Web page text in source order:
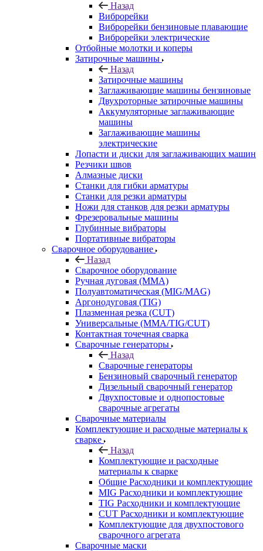
Назад
Виброрейки
Виброрейки бензиновые плавающие
Виброрейки электрические
Отбойные молотки и коперы
Затирочные машины
Назад
Затирочные машины
Заглаживающие машины бензиновые
Двухроторные затирочные машины
Аккумуляторные заглаживающие
машины
Заглаживающие машины
электрические
Лопасти и диски для заглаживающих машин
Резчики швов
Алмазные диски
Станки для гибки арматуры
Станки для резки арматуры
Ножи для станков для резки арматуры
Фрезеровальные машины
Глубинные вибраторы
Портативные вибраторы
Сварочное оборудование
Назад
Сварочное оборудование
Ручная дуговая (MMA)
Полуавтоматическая (MIG/MAG)
Аргонодуговая (TIG)
Плазменная резка (CUT)
Универсальные (MMA/TIG/CUT)
Контактная точечная сварка
Сварочные генераторы
Назад
Сварочные генераторы
Бензиновый сварочный генератор
Дизельный сварочный генератор
Двухпостовые и однопостовые
сварочные агрегаты
Сварочные материалы
Комплектующие и расходные материалы к
сварке
Назад
Комплектующие и расходные
материалы к сварке
Общие Расходники и комплектующие
MIG Расходники и комплектующие
TIG Расходники и комплектующие
CUT Расходники и комплектующие
Комплектующие для двухпостового
сварочного агрегата
Сварочные маски